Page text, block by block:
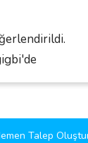
Talep